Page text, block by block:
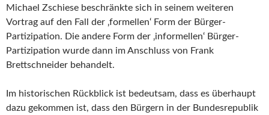
Michael Zschiese beschränkte sich in seinem weiteren
Vortrag auf den Fall der ‚formellen‘ Form der Bürger-
Partizipation. Die andere Form der ‚informellen‘ Bürger-
Partizipation wurde dann im Anschluss von Frank
Brettschneider behandelt.
Im historischen Rückblick ist bedeutsam, dass es überhaupt
dazu gekommen ist, dass den Bürgern in der Bundesrepublik